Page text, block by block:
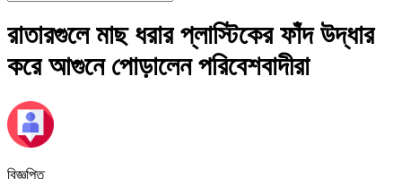
রাতারগুলে মাছ ধরার প্লাস্টিকের ফাঁদ উদ্ধার
করে আগুনে পোড়ালেন পরিবেশবাদীরা
বিজ্ঞপ্তি